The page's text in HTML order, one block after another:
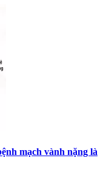
mạch vành nặng là